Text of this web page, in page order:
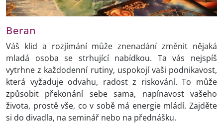
Beran
Váš klid a rozjímání může znenadání změnit nějaká
mladá osoba se strhující nabídkou. Ta vás nejspíš
vytrhne z každodenní rutiny, uspokojí vaši podnikavost,
která vyžaduje odvahu, radost z riskování. To může
způsobit překonání sebe sama, napínavost vašeho
života, prostě vše, co v sobě má energie mládí. Zajděte
si do divadla, na seminář nebo na přednášku.